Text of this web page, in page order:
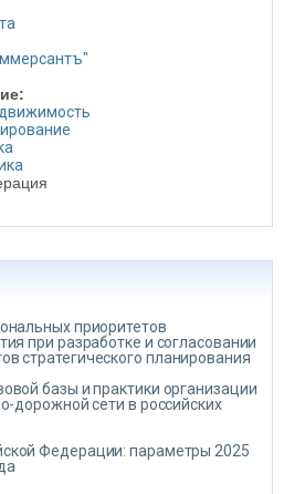
приоритетов
при разработке и согласовании
стратегического планирования
базы и практики организации
дорожной сети в российских
Федерации: параметры 2025